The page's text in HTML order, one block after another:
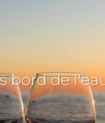
bord de